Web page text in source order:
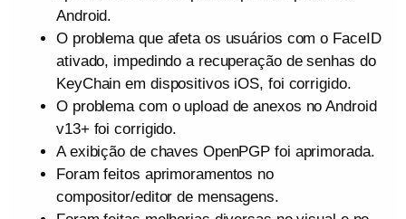
Android.
O problema que afeta os usuários com o FaceID
ativado, impedindo a recuperação de senhas do
KeyChain em dispositivos iOS, foi corrigido.
O problema com o upload de anexos no Android
v13+ foi corrigido.
A exibição de chaves OpenPGP foi aprimorada.
Foram feitos aprimoramentos no
compositor/editor de mensagens.